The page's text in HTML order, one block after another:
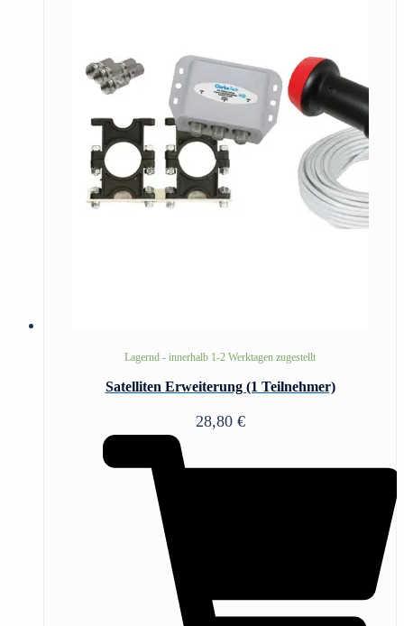
Lagernd - innerhalb 1-2 Werktagen zugestellt
Satelliten Erweiterung (1 Teilnehmer)
28,80 €